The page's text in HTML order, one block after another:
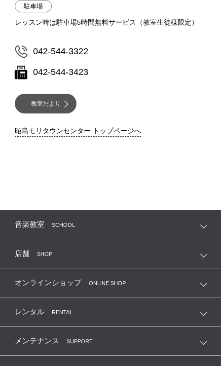
駐車場
レッスン時は駐車場5時間無料サービス（教室生徒様限定）
042-544-3322
042-544-3423
教室だより
昭島モリタウンセンター トップページへ
音楽教室 SCHOOL
店舗 SHOP
オンラインショップ ONLINE SHOP
レンタル RENTAL
メンテナンス SUPPORT